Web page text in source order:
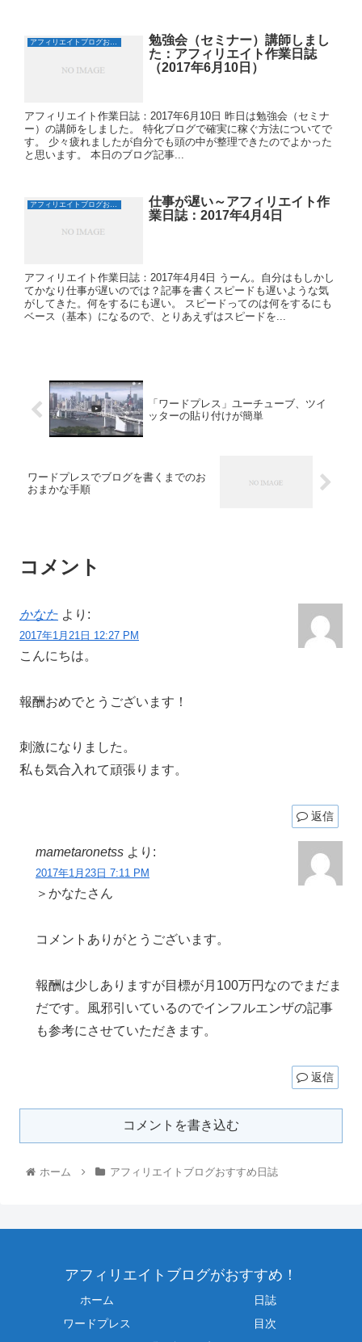
アフィリエイトブログおすすめ日誌
勉強会（セミナー）講師しまし
た：アフィリエイト作業日誌
（2017年6月10日）
アフィリエイト作業日誌：2017年6月10日 昨日は勉強会（セミナ
ー）の講師をしました。 特化ブログで確実に稼ぐ方法についてで
す。 少々疲れましたが自分でも頭の中が整理できたのでよかった
と思います。 本日のブログ記事...
アフィリエイトブログおすすめ日誌
仕事が遅い～アフィリエイト作
業日誌：2017年4月4日
アフィリエイト作業日誌：2017年4月4日 うーん。自分はもしかし
てかなり仕事が遅いのでは？記事を書くスピードも遅いような気
がしてきた。何をするにも遅い。 スピードってのは何をするにも
ベース（基本）になるので、とりあえずはスピードを...
「ワードプレス」ユーチューブ、ツイ
ッターの貼り付けが簡単
ワードプレスでブログを書くまでのお
おまかな手順
コメント
かなた より:
2017年1月21日 12:27 PM
こんにちは。
報酬おめでとうございます！
刺激になりました。
私も気合入れて頑張ります。
返信
mametaronetss より:
2017年1月23日 7:11 PM
＞かなたさん
コメントありがとうございます。
報酬は少しありますが目標が月100万円なのでまだま
だです。風邪引いているのでインフルエンザの記事
も参考にさせていただきます。
返信
コメントを書き込む
ホーム アフィリエイトブログおすすめ日誌
アフィリエイトブログがおすすめ！
ホーム
日誌
ワードプレス
目次